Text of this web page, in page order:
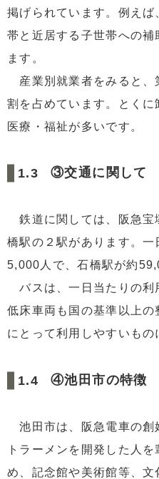
掲げられています。例え
帯と近居する子世帯への
ます。
産業別就業者をみると、
割を占めています。とくに
医療・福祉が多いです。
③交通に関して
鉄道に関しては、阪急宝
橋駅の２駅があります。
5,000人で、石橋駅が約
バスは、一日当たりの利
低床車両も国の基準以上の
にとって利用しやすいもの
④池田市の特徴
池田市は、阪急電車の創
トラーメンを開発した人
め、記念館や美術館等、